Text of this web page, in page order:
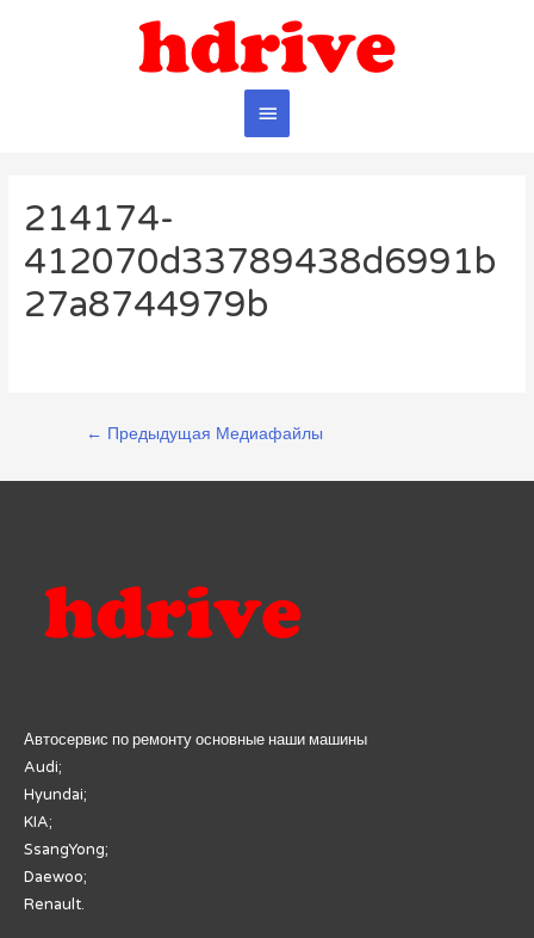
Главное
214174-
412070d33789438d6991b
27a8744979b
Навигация
по
← Предыдущая Медиафайлы
Автосервис по ремонту основные наши машины
Audi;
Hyundai;
KIA;
SsangYong;
Daewoo;
Renault.